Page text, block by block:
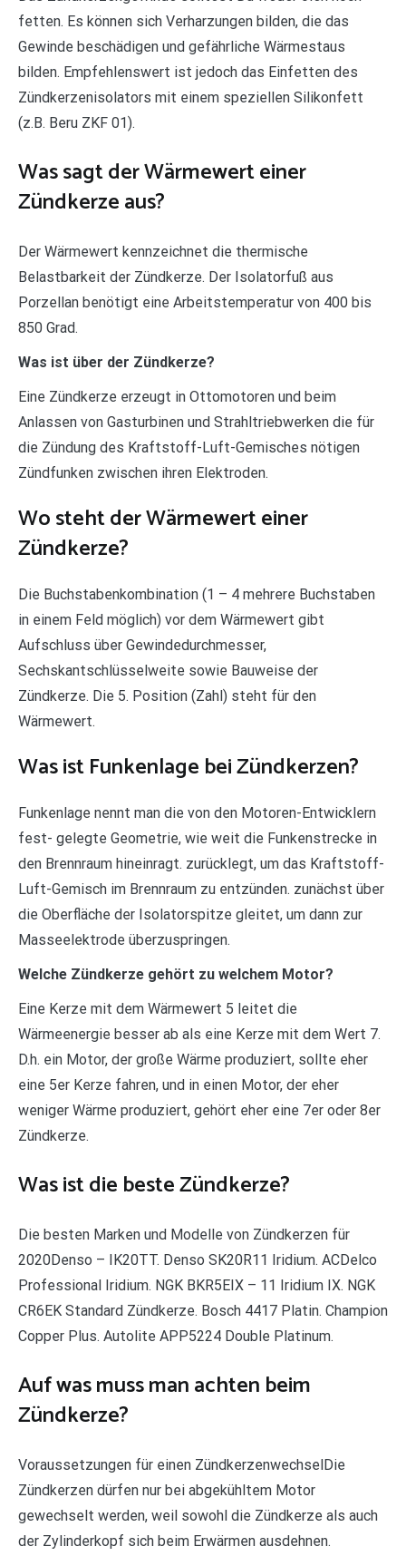
fetten. Es können sich Verharzungen bilden, die das
Gewinde beschädigen und gefährliche Wärmestaus
bilden. Empfehlenswert ist jedoch das Einfetten des
Zündkerzenisolators mit einem speziellen Silikonfett
(z.B. Beru ZKF 01).
Was sagt der Wärmewert einer
Zündkerze aus?
Der Wärmewert kennzeichnet die thermische
Belastbarkeit der Zündkerze. Der Isolatorfuß aus
Porzellan benötigt eine Arbeitstemperatur von 400 bis
850 Grad.
Was ist über der Zündkerze?
Eine Zündkerze erzeugt in Ottomotoren und beim
Anlassen von Gasturbinen und Strahltriebwerken die für
die Zündung des Kraftstoff-Luft-Gemisches nötigen
Zündfunken zwischen ihren Elektroden.
Wo steht der Wärmewert einer
Zündkerze?
Die Buchstabenkombination (1 – 4 mehrere Buchstaben
in einem Feld möglich) vor dem Wärmewert gibt
Aufschluss über Gewindedurchmesser,
Sechskantschlüsselweite sowie Bauweise der
Zündkerze. Die 5. Position (Zahl) steht für den
Wärmewert.
Was ist Funkenlage bei Zündkerzen?
Funkenlage nennt man die von den Motoren-Entwicklern
fest- gelegte Geometrie, wie weit die Funkenstrecke in
den Brennraum hineinragt. zurücklegt, um das Kraftstoff-
Luft-Gemisch im Brennraum zu entzünden. zunächst über
die Oberfläche der Isolatorspitze gleitet, um dann zur
Masseelektrode überzuspringen.
Welche Zündkerze gehört zu welchem Motor?
Eine Kerze mit dem Wärmewert 5 leitet die
Wärmeenergie besser ab als eine Kerze mit dem Wert 7.
D.h. ein Motor, der große Wärme produziert, sollte eher
eine 5er Kerze fahren, und in einen Motor, der eher
weniger Wärme produziert, gehört eher eine 7er oder 8er
Zündkerze.
Was ist die beste Zündkerze?
Die besten Marken und Modelle von Zündkerzen für
2020Denso – IK20TT. Denso SK20R11 Iridium. ACDelco
Professional Iridium. NGK BKR5EIX – 11 Iridium IX. NGK
CR6EK Standard Zündkerze. Bosch 4417 Platin. Champion
Copper Plus. Autolite APP5224 Double Platinum.
Auf was muss man achten beim
Zündkerze?
Voraussetzungen für einen ZündkerzenwechselDie
Zündkerzen dürfen nur bei abgekühltem Motor
gewechselt werden, weil sowohl die Zündkerze als auch
der Zylinderkopf sich beim Erwärmen ausdehnen.